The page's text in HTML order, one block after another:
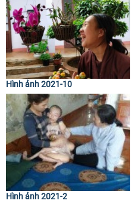
Hình ảnh 2021-10
Hình ảnh 2021-2